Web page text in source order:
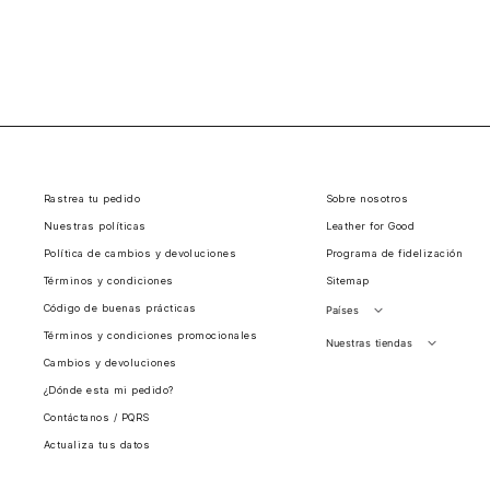
Rastrea tu pedido
Nuestras políticas
Política de cambios y devoluciones
Términos y condiciones
Código de buenas prácticas
Términos y condiciones promocionales
Cambios y devoluciones
¿Dónde esta mi pedido?
Contáctanos / PQRS
Actualiza tus datos
Sobre nosotros
Leather for Good
Programa de fidelización
Sitemap
Países
Perú
Nuestras tiendas